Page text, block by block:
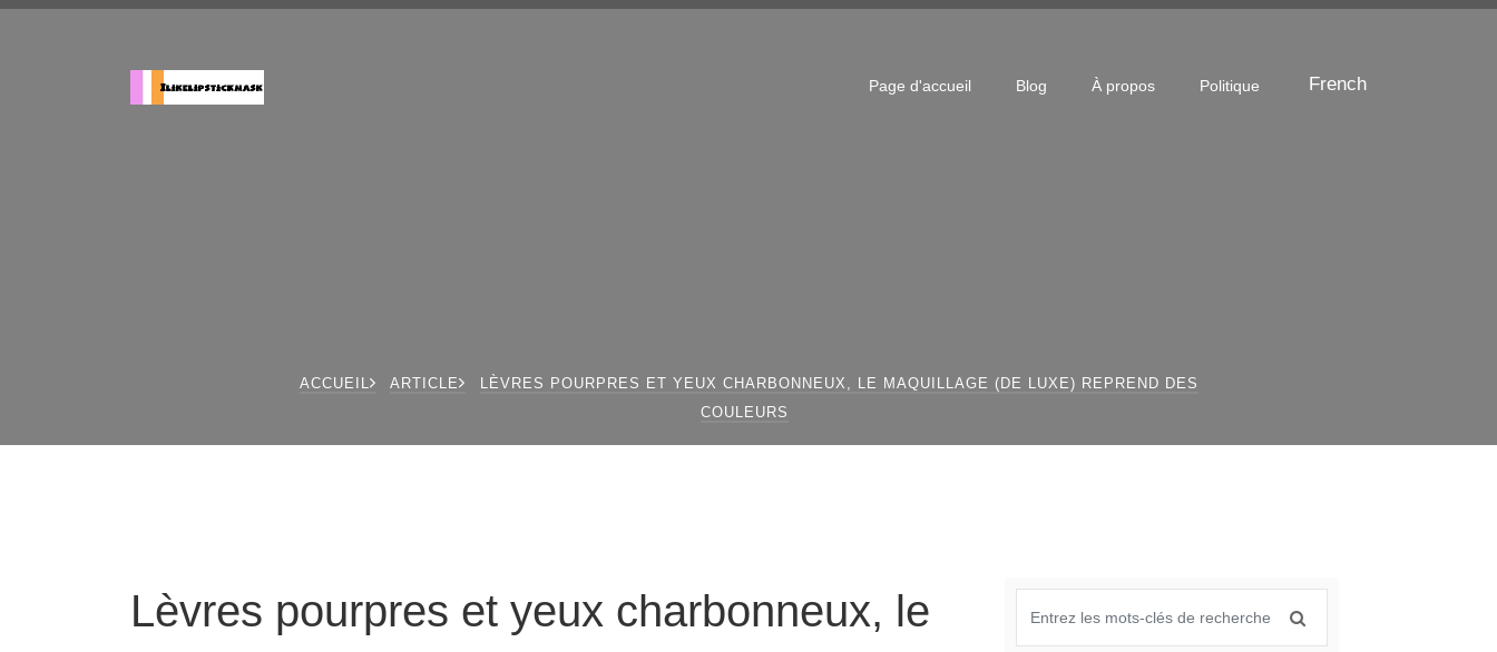
Page d'accueil Blog À propos Politique French
ACCUEIL ARTICLE
LÈVRES POURPRES ET YEUX CHARBONNEUX, LE MAQUILLAGE (DE LUXE) REPREND DES
COULEURS
Lèvres pourpres et yeux charbonneux, le